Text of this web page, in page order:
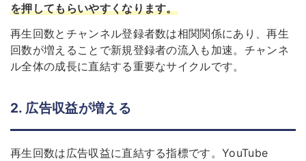
を押してもらいやすくなります。
再生回数とチャンネル登録者数は相関関係にあり、再生
回数が増えることで新規登録者の流入も加速。チャンネ
ル全体の成長に直結する重要なサイクルです。
2. 広告収益が増える
再生回数は広告収益に直結する指標です。YouTube